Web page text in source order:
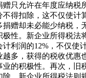
只允许在年度应纳税
不得扣除，这不仅使计
赠却未必能少纳税，
性。新企业所得税法
利润的12%，不仅使
多，获得的税收优惠
业的积极性。再次，旧
除，新企业所得税法则